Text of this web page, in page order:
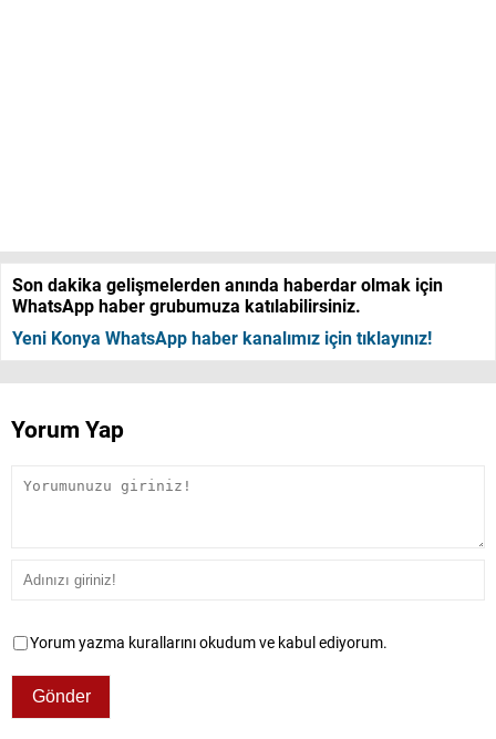
Son dakika gelişmelerden anında haberdar olmak için
WhatsApp haber grubumuza katılabilirsiniz.
Yeni Konya WhatsApp haber kanalımız için tıklayınız!
Yorum Yap
Yorum yazma kurallarını okudum ve kabul ediyorum.